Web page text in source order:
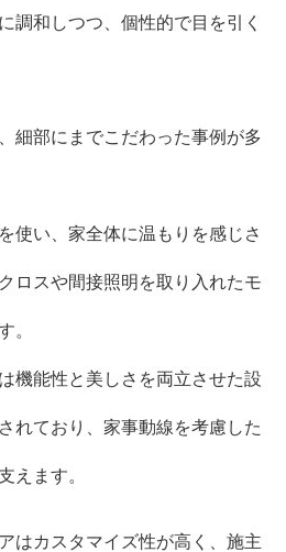
調和しつつ、個性的で目を引く
細部にまでこだわった事例が多
使い、家全体に温もりを感じさ
ロスや間接照明を取り入れたモ
。
機能性と美しさを両立させた設
れており、家事動線を考慮した
えます。
はカスタマイズ性が高く、施主